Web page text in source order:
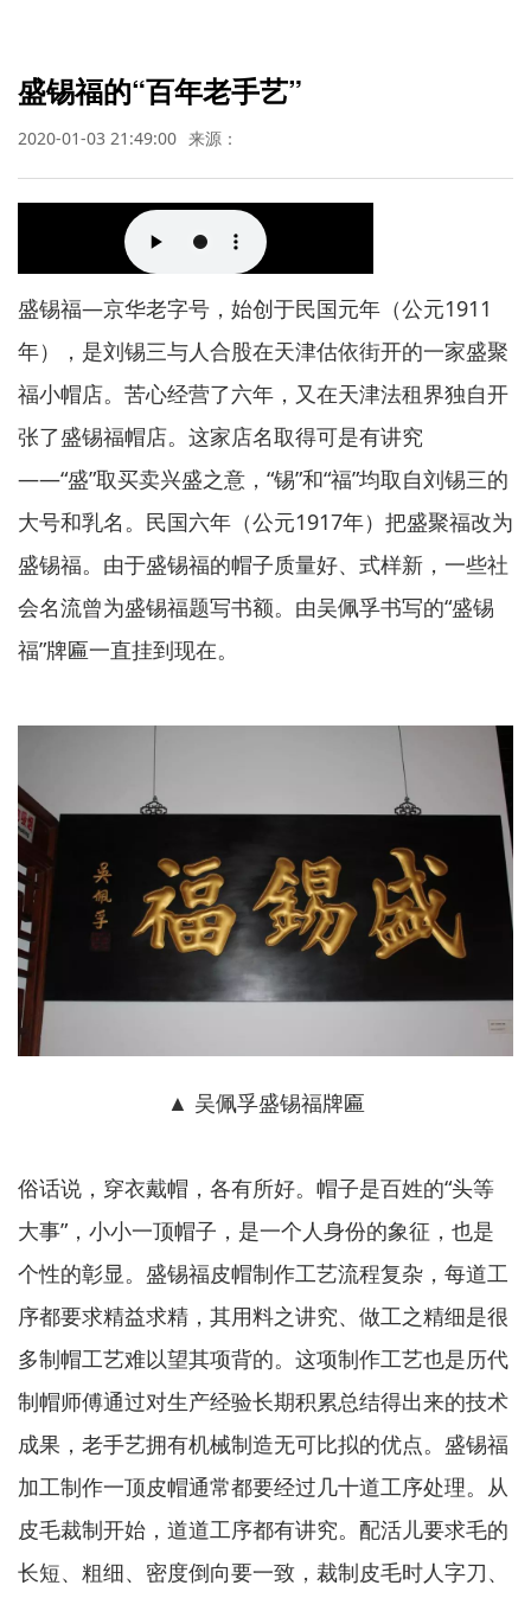
盛锡福的“百年老手艺”
2020-01-03 21:49:00 来源：
盛锡福—京华老字号，始创于民国元年（公元1911
年），是刘锡三与人合股在天津估依街开的一家盛聚
福小帽店。苦心经营了六年，又在天津法租界独自开
张了盛锡福帽店。这家店名取得可是有讲究
——“盛”取买卖兴盛之意，“锡”和“福”均取自刘锡三的
大号和乳名。民国六年（公元1917年）把盛聚福改为
盛锡福。由于盛锡福的帽子质量好、式样新，一些社
会名流曾为盛锡福题写书额。由吴佩孚书写的“盛锡
福”牌匾一直挂到现在。
▲ 吴佩孚盛锡福牌匾
俗话说，穿衣戴帽，各有所好。帽子是百姓的“头等
大事”，小小一顶帽子，是一个人身份的象征，也是
个性的彰显。盛锡福皮帽制作工艺流程复杂，每道工
序都要求精益求精，其用料之讲究、做工之精细是很
多制帽工艺难以望其项背的。这项制作工艺也是历代
制帽师傅通过对生产经验长期积累总结得出来的技术
成果，老手艺拥有机械制造无可比拟的优点。盛锡福
加工制作一顶皮帽通常都要经过几十道工序处理。从
皮毛裁制开始，道道工序都有讲究。配活儿要求毛的
长短、粗细、密度倒向要一致，裁制皮毛时人字刀、